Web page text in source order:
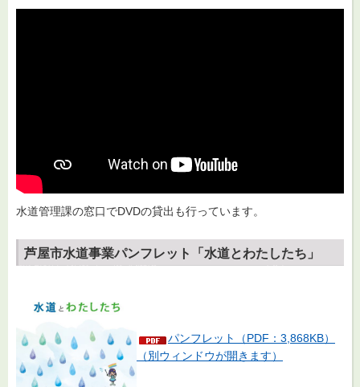
水道管理課の窓口でDVDの貸出も行っています。
芦屋市水道事業パンフレット「水道とわたしたち」
パンフレット（PDF：3,868KB）
（別ウィンドウが開きます）